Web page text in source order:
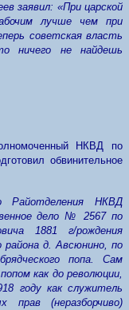
заявил: «При царской
лучше чем при
советская власть
ничего не найдешь
НКВД по
обвинительное
Райотделения НКВД
дело № 2567 по
1881 г/рождения
района д. Авсюнино, по
попа. Сам
как до революции,
году как служитель
(неразборчиво)